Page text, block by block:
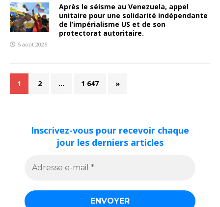
Après le séisme au Venezuela, appel
unitaire pour une solidarité indépendante
de l’impérialisme US et de son
protectorat autoritaire.
5 août 2026
1 2 … 1 647 »
Inscrivez-vous pour recevoir chaque
jour les derniers articles